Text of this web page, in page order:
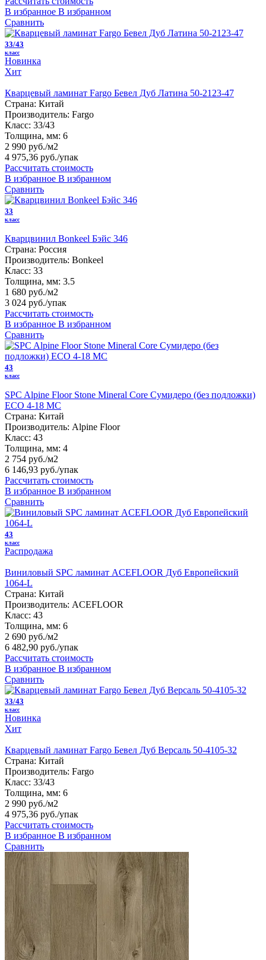
В избранное В избранном
Сравнить
33/43
класс
Новинка
Хит
Кварцевый ламинат Fargo Бевел Дуб Латина 50-2123-47
Страна: Китай
Производитель: Fargo
Класс: 33/43
Толщина, мм: 6
2 990 руб./м2
4 975,36 руб./упак
Рассчитать стоимость
В избранное В избранном
Сравнить
33
класс
Кварцвинил Bonkeel Бэйс 346
Страна: Россия
Производитель: Bonkeel
Класс: 33
Толщина, мм: 3.5
1 680 руб./м2
3 024 руб./упак
Рассчитать стоимость
В избранное В избранном
Сравнить
43
класс
SPC Alpine Floor Stone Mineral Core Сумидеро (без подложки)
ЕСО 4-18 MC
Страна: Китай
Производитель: Alpine Floor
Класс: 43
Толщина, мм: 4
2 754 руб./м2
6 146,93 руб./упак
Рассчитать стоимость
В избранное В избранном
Сравнить
43
класс
Распродажа
Виниловый SPC ламинат ACEFLOOR Дуб Европейский
1064-L
Страна: Китай
Производитель: ACEFLOOR
Класс: 43
Толщина, мм: 6
2 690 руб./м2
6 482,90 руб./упак
Рассчитать стоимость
В избранное В избранном
Сравнить
33/43
класс
Новинка
Хит
Кварцевый ламинат Fargo Бевел Дуб Версаль 50-4105-32
Страна: Китай
Производитель: Fargo
Класс: 33/43
Толщина, мм: 6
2 990 руб./м2
4 975,36 руб./упак
Рассчитать стоимость
В избранное В избранном
Сравнить